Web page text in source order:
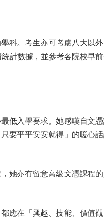
科。考生亦可考慮八大以外
計數據，並參考各院校早
低入學要求。她感嘆自文憑
要平平安安就得」的暖心
她亦有留意高級文憑課程
應在「興趣、技能、價值觀